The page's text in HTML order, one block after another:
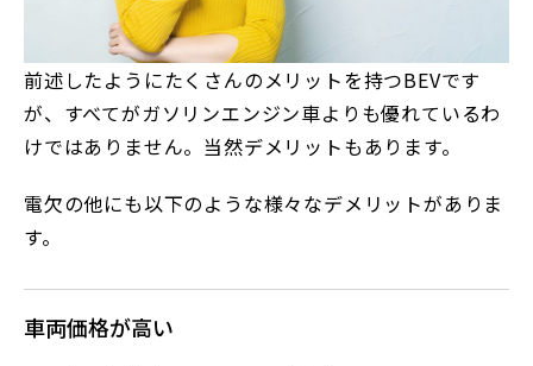
前述したようにたくさんのメリットを持つBEVです
が、すべてがガソリンエンジン車よりも優れているわ
けではありません。当然デメリットもあります。
電欠の他にも以下のような様々なデメリットがありま
す。
車両価格が高い